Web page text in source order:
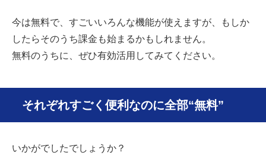
今は無料で、すごいいろんな機能が使えますが、もしか
したらそのうち課金も始まるかもしれません。
無料のうちに、ぜひ有効活用してみてください。
それぞれすごく便利なのに全部“無料”
いかがでしたでしょうか？